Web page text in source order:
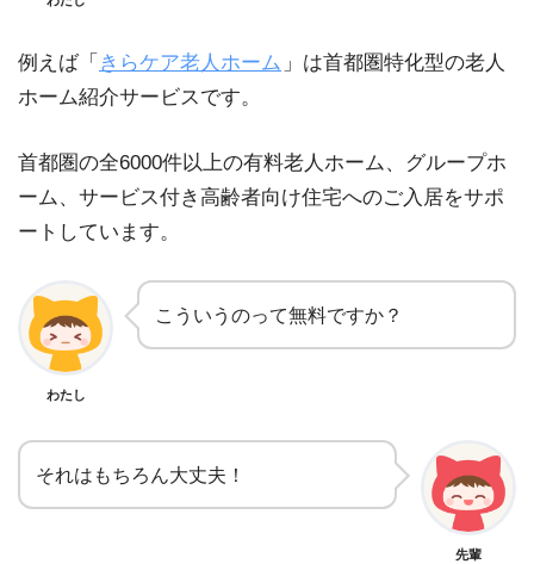
例えば「 きらケア老人ホーム 」は首都圏特化型の老人
ホーム紹介サービスです。
首都圏の全6000件以上の有料老人ホーム、グループホ
ーム、サービス付き高齢者向け住宅へのご入居をサポ
ートしています。
わたし
こういうのって無料ですか？
それはもちろん大丈夫！
先輩